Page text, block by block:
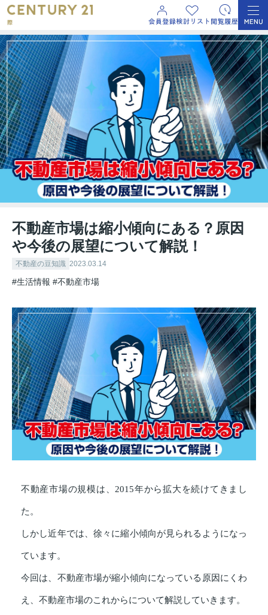
不動産市場は縮小傾向にある？原因
や今後の展望について解説！
不動産の豆知識 2023.03.14
#生活情報 #不動産市場
不動産市場の規模は、2015年から拡大を続けてきまし
た。
しかし近年では、徐々に縮小傾向が見られるようになっ
ています。
今回は、不動産市場が縮小傾向になっている原因にくわ
え、不動産市場のこれからについて解説していきます。